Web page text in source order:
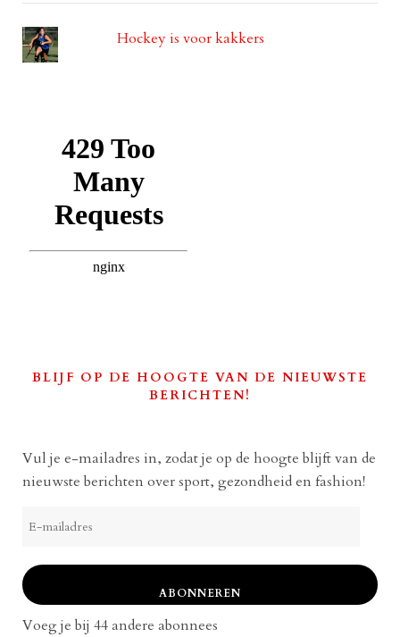
Hockey is voor kakkers
BLIJF OP DE HOOGTE VAN DE NIEUWSTE
BERICHTEN!
Vul je e-mailadres in, zodat je op de hoogte blijft van de
nieuwste berichten over sport, gezondheid en fashion!
mailadres
ABONNEREN
Voeg je bij 44 andere abonnees